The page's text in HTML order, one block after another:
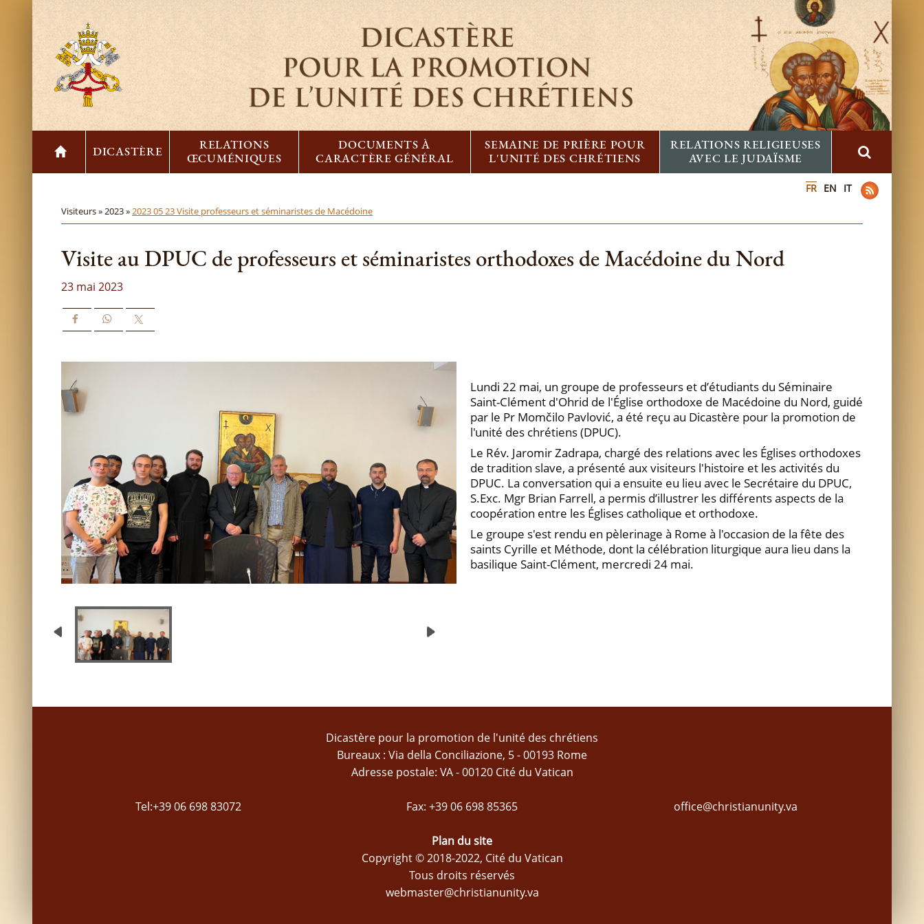
DICASTÈRE
RELATIONS
ŒCUMÉNIQUES
DOCUMENTS À
CARACTÈRE GÉNÉRAL
SEMAINE DE PRIÈRE POUR
L'UNITÉ DES CHRÉTIENS
RELATIONS RELIGIEUSES
AVEC LE JUDAÏSME
FR EN IT
Visiteurs »2023 »2023 05 23 Visite professeurs et séminaristes de Macédoine
Visite au DPUC de professeurs et séminaristes orthodoxes de Macédoine du Nord
23 mai 2023
Lundi 22 mai, un groupe de professeurs et d’étudiants du Séminaire
Saint-Clément d'Ohrid de l'Église orthodoxe de Macédoine du Nord, guidé
par le Pr Momčilo Pavlović, a été reçu au Dicastère pour la promotion de
l'unité des chrétiens (DPUC).
Le Rév. Jaromir Zadrapa, chargé des relations avec les Églises orthodoxes
de tradition slave, a présenté aux visiteurs l'histoire et les activités du
DPUC. La conversation qui a ensuite eu lieu avec le Secrétaire du DPUC,
S.Exc. Mgr Brian Farrell, a permis d’illustrer les différents aspects de la
coopération entre les Églises catholique et orthodoxe.
Le groupe s'est rendu en pèlerinage à Rome à l'occasion de la fête des
saints Cyrille et Méthode, dont la célébration liturgique aura lieu dans la
basilique Saint-Clément, mercredi 24 mai.
Dicastère pour la promotion de l'unité des chrétiens
Bureaux : Via della Conciliazione, 5 - 00193 Rome
Adresse postale: VA - 00120 Cité du Vatican
Tel:+39 06 698 83072 Fax: +39 06 698 85365 office@christianunity.va
Plan du site
Copyright © 2018-2022, Cité du Vatican
Tous droits réservés
webmaster@christianunity.va